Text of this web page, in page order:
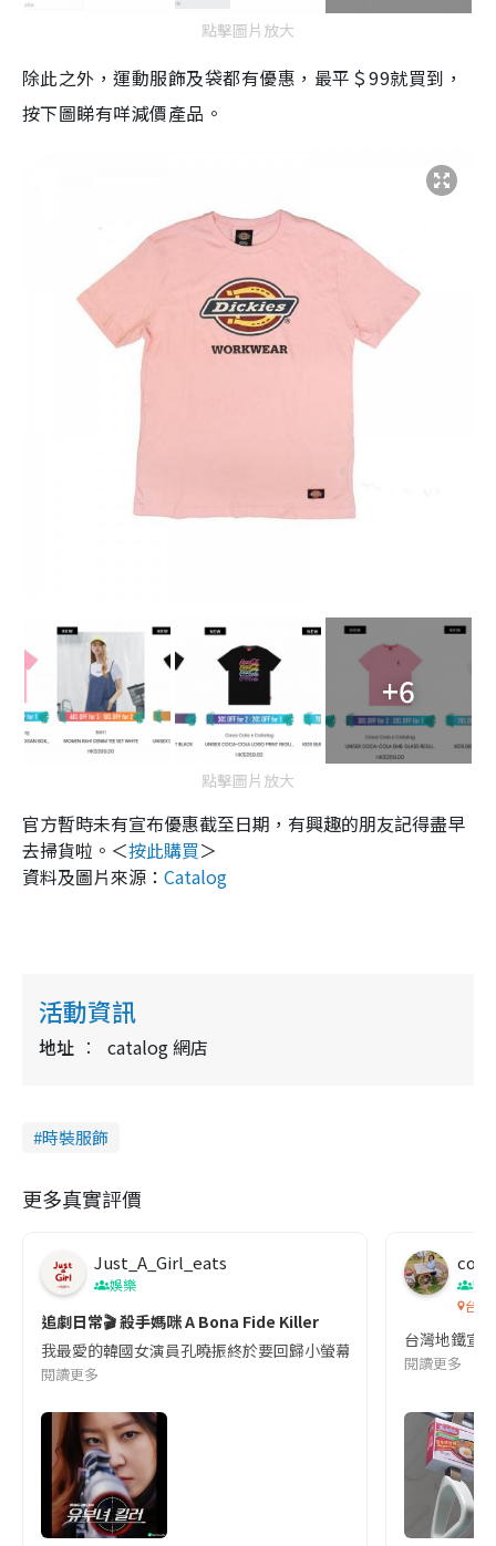
點擊圖片放大
除此之外，運動服飾及袋都有優惠，最平＄99就買到，
按下圖睇有咩減價產品。
+6
點擊圖片放大
官方暫時未有宣布優惠截至日期，有興趣的朋友記得盡早
去掃貨啦。＜按此購買＞
資料及圖片來源： Catalog
活動資訊
地址 catalog 網店
時裝服飾
更多真實評價
Just_A_Girl_eats
娛樂
追劇日常🎬 殺手媽咪 A Bona Fide Killer
我最愛的韓國女演員孔曉振終於要回歸小螢幕啦!這次的劇本改編
閱讀更多
co
吹
台灣
台灣地鐵宣
閱讀更多